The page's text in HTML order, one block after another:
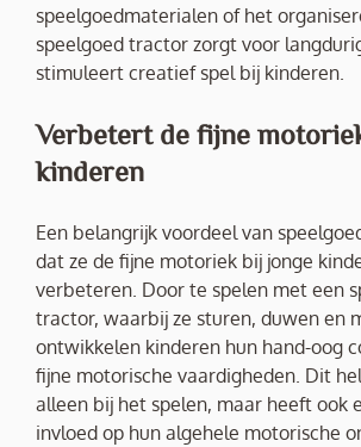
speelgoedmaterialen of het
speelgoed tractor zorgt voor
stimuleert creatief spel bij kinderen.
Verbetert de fijne
kinderen
Een belangrijk voordeel van
dat ze de fijne motoriek bij jonge
verbeteren. Door te spelen met een
tractor, waarbij ze sturen, duwen en
ontwikkelen kinderen hun hand-oog
fijne motorische vaardigheden. Dit
alleen bij het spelen, maar heeft ook
invloed op hun algehele motorische